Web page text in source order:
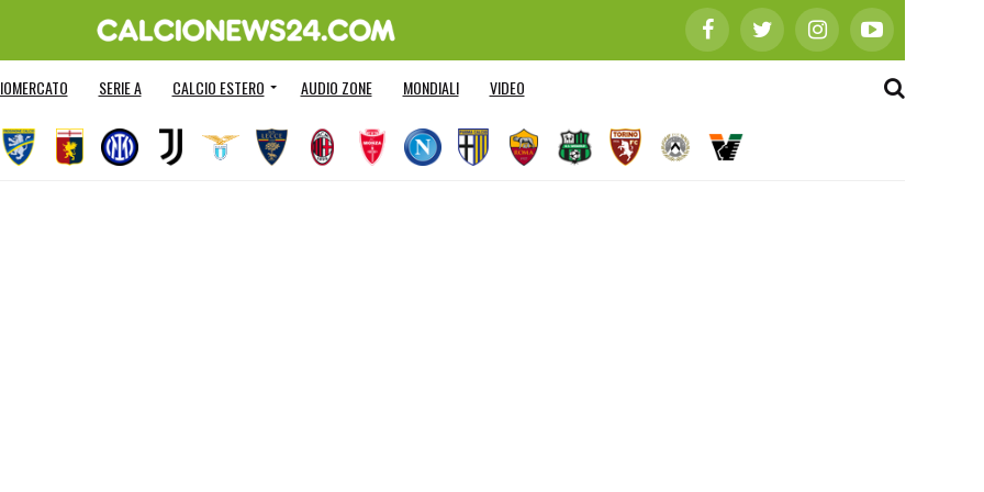
SERIE A CALCIO ESTERO AUDIO ZONE MONDIALI VIDEO